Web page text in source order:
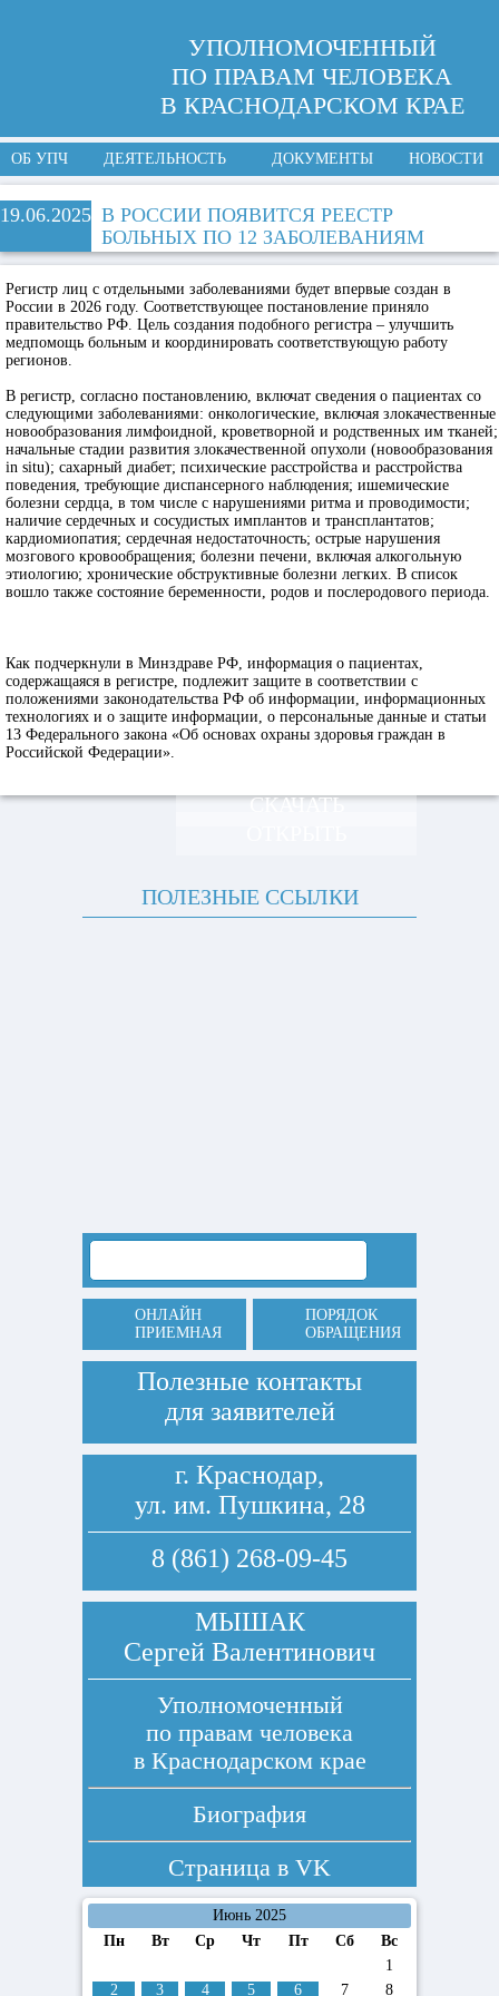
УПОЛНОМОЧЕННЫЙ
ПО ПРАВАМ ЧЕЛОВЕКА
В КРАСНОДАРСКОМ КРАЕ
ОБ УПЧ ДЕЯТЕЛЬНОСТЬ ДОКУМЕНТЫ НОВОСТИ
19.06.2025 В РОССИИ ПОЯВИТСЯ РЕЕСТР
БОЛЬНЫХ ПО 12 ЗАБОЛЕВАНИЯМ
Регистр лиц с отдельными заболеваниями будет впервые создан в
России в 2026 году. Соответствующее постановление приняло
правительство РФ. Цель создания подобного регистра – улучшить
медпомощь больным и координировать соответствующую работу
регионов.
В регистр, согласно постановлению, включат сведения о пациентах со
следующими заболеваниями: онкологические, включая злокачественные
новообразования лимфоидной, кроветворной и родственных им тканей;
начальные стадии развития злокачественной опухоли (новообразования
in situ); сахарный диабет; психические расстройства и расстройства
поведения, требующие диспансерного наблюдения; ишемические
болезни сердца, в том числе с нарушениями ритма и проводимости;
наличие сердечных и сосудистых имплантов и трансплантатов;
кардиомиопатия; сердечная недостаточность; острые нарушения
мозгового кровообращения; болезни печени, включая алкогольную
этиологию; хронические обструктивные болезни легких. В список
вошло также состояние беременности, родов и послеродового периода.
Как подчеркнули в Минздраве РФ, информация о пациентах,
содержащаяся в регистре, подлежит защите в соответствии с
положениями законодательства РФ об информации, информационных
технологиях и о защите информации, о персональные данные и статьи
13 Федерального закона «Об основах охраны здоровья граждан в
Российской Федерации».
СКАЧАТЬ
ПОЛЕЗНЫЕ ССЫЛКИ
ОНЛАЙН
ПРИЕМНАЯ
ПОРЯДОК
ОБРАЩЕНИЯ
Полезные контакты
для заявителей
г. Краснодар,
ул. им. Пушкина, 28
8 (861) 268-09-45
МЫШАК
Сергей Валентинович
Уполномоченный
по правам человека
в Краснодарском крае
Биография
Страница в VK
Июнь 2025
Пн
Вт Ср Чт Пт Сб
Вс
1
2
3 4 5 6 7 8